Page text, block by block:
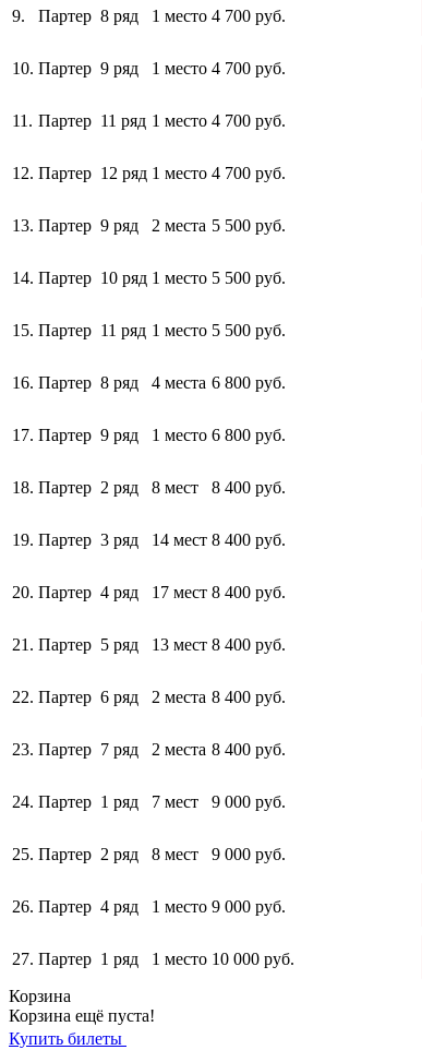
9. Партер 8 ряд 1 место 4 700 руб.
10. Партер 9 ряд 1 место 4 700 руб.
11. Партер 11 ряд 1 место 4 700 руб.
12. Партер 12 ряд 1 место 4 700 руб.
13. Партер 9 ряд 2 места 5 500 руб.
14. Партер 10 ряд 1 место 5 500 руб.
15. Партер 11 ряд 1 место 5 500 руб.
16. Партер 8 ряд 4 места 6 800 руб.
17. Партер 9 ряд 1 место 6 800 руб.
18. Партер 2 ряд 8 мест 8 400 руб.
19. Партер 3 ряд 14 мест 8 400 руб.
20. Партер 4 ряд 17 мест 8 400 руб.
21. Партер 5 ряд 13 мест 8 400 руб.
22. Партер 6 ряд 2 места 8 400 руб.
23. Партер 7 ряд 2 места 8 400 руб.
24. Партер 1 ряд 7 мест 9 000 руб.
25. Партер 2 ряд 8 мест 9 000 руб.
26. Партер 4 ряд 1 место 9 000 руб.
27. Партер 1 ряд 1 место 10 000 руб.
Корзина
Корзина ещё пуста!
Купить билеты